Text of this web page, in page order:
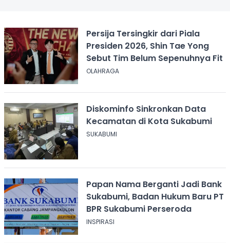
Persija Tersingkir dari Piala
Presiden 2026, Shin Tae Yong
Sebut Tim Belum Sepenuhnya Fit
OLAHRAGA
Diskominfo Sinkronkan Data
Kecamatan di Kota Sukabumi
SUKABUMI
Papan Nama Berganti Jadi Bank
Sukabumi, Badan Hukum Baru PT
BPR Sukabumi Perseroda
INSPIRASI